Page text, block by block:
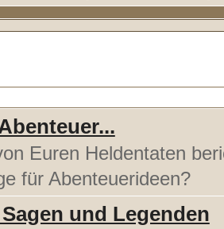
Euren Heldentaten
für Abenteuerideen?
und Legenden